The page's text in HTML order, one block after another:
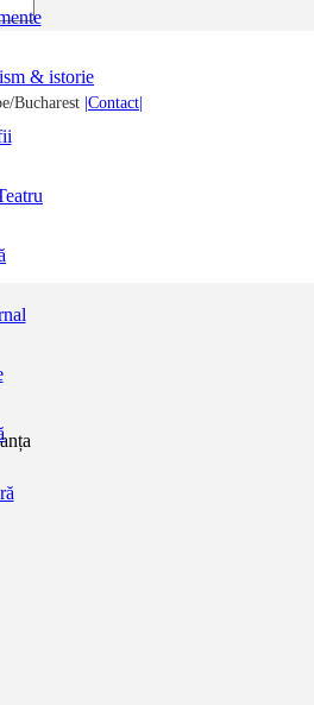
Bucharest |Contact|
& istorie